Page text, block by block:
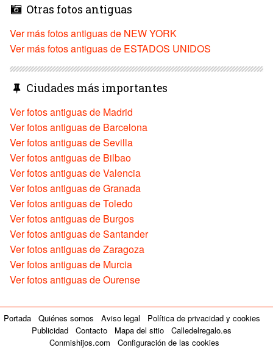
Otras fotos antiguas
Ver más fotos antiguas de NEW YORK
Ver más fotos antiguas de ESTADOS UNIDOS
Ciudades más importantes
Ver fotos antiguas de Madrid
Ver fotos antiguas de Barcelona
Ver fotos antiguas de Sevilla
Ver fotos antiguas de Bilbao
Ver fotos antiguas de Valencia
Ver fotos antiguas de Granada
Ver fotos antiguas de Toledo
Ver fotos antiguas de Burgos
Ver fotos antiguas de Santander
Ver fotos antiguas de Zaragoza
Ver fotos antiguas de Murcia
Ver fotos antiguas de Ourense
Portada Quiénes somos Aviso legal
Política de privacidad y cookies
Publicidad
Contacto Mapa del sitio
Calledelregalo.es
Conmishijos.com
Configuración de las cookies